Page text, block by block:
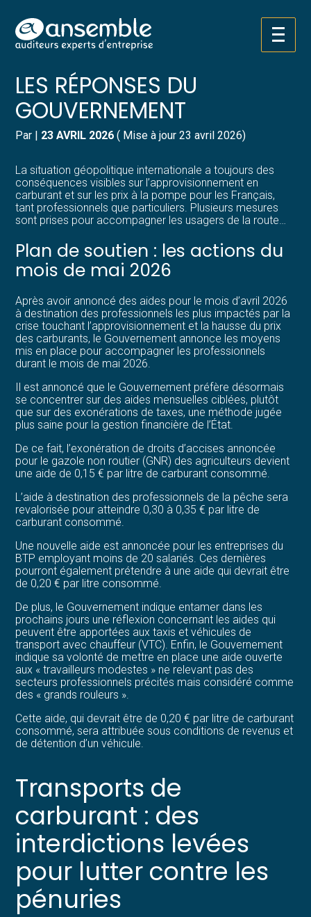
Aller
au
Créer et reprendre une activité
Gérer votre quotidien
Piloter votre entreprise
Développer votre entreprise
Construire votre patrimoine
Structurer votre croissance
Être prêt pour la facturation
électronique
Pilotez votre gestion
Suivre votre comptabilité
Gérer vos ressources humaines
Dématérialiser vos documents
CRISE DU CARBURANT :
LES RÉPONSES DU
GOUVERNEMENT
Par | 23 AVRIL 2026 ( Mise à jour 23 avril 2026)
La situation géopolitique internationale a toujours des
conséquences visibles sur l’approvisionnement en
carburant et sur les prix à la pompe pour les Français,
tant professionnels que particuliers. Plusieurs mesures
sont prises pour accompagner les usagers de la route…
Plan de soutien : les actions du
mois de mai 2026
Après avoir annoncé des aides pour le mois d’avril 2026
à destination des professionnels les plus impactés par la
crise touchant l’approvisionnement et la hausse du prix
des carburants, le Gouvernement annonce les moyens
mis en place pour accompagner les professionnels
durant le mois de mai 2026.
Il est annoncé que le Gouvernement préfère désormais
se concentrer sur des aides mensuelles ciblées, plutôt
que sur des exonérations de taxes, une méthode jugée
plus saine pour la gestion financière de l’État.
De ce fait, l’exonération de droits d’accises annoncée
pour le gazole non routier (GNR) des agriculteurs devient
une aide de 0,15 € par litre de carburant consommé.
L’aide à destination des professionnels de la pêche sera
revalorisée pour atteindre 0,30 à 0,35 € par litre de
carburant consommé.
Une nouvelle aide est annoncée pour les entreprises du
BTP employant moins de 20 salariés. Ces dernières
pourront également prétendre à une aide qui devrait être
de 0,20 € par litre consommé.
De plus, le Gouvernement indique entamer dans les
prochains jours une réflexion concernant les aides qui
peuvent être apportées aux taxis et véhicules de
transport avec chauffeur (VTC). Enfin, le Gouvernement
indique sa volonté de mettre en place une aide ouverte
aux « travailleurs modestes » ne relevant pas des
secteurs professionnels précités mais considéré comme
des « grands rouleurs ».
Cette aide, qui devrait être de 0,20 € par litre de carburant
consommé, sera attribuée sous conditions de revenus et
de détention d’un véhicule.
Transports de
carburant : des
interdictions levées
pour lutter contre les
pénuries